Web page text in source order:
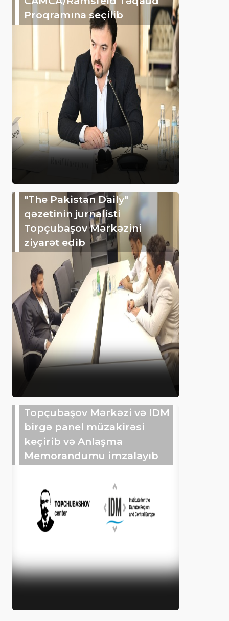
Proqramına seçilib
"The Pakistan Daily"
qəzetinin jurnalisti
Topçubaşov Mərkəzini
ziyarət edib
Topçubaşov Mərkəzi və IDM
birgə panel müzakirəsi
keçirib və Anlaşma
Memorandumu imzalayıb